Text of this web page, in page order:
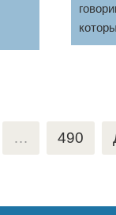
… 490